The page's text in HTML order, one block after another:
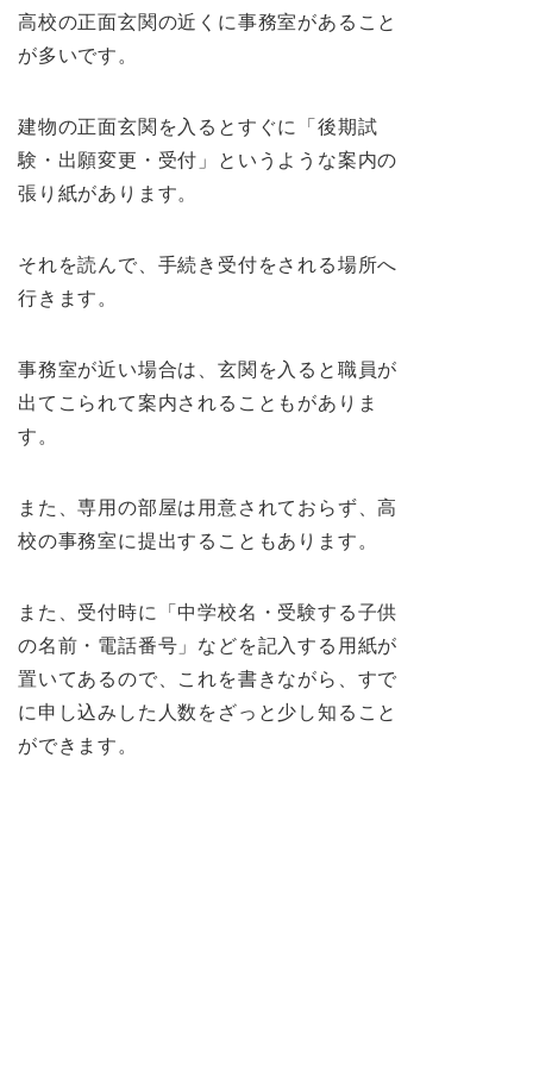
高校の正面玄関の近くに事務室があること
が多いです。
建物の正面玄関を入るとすぐに「後期試
験・出願変更・受付」というような案内の
張り紙があります。
それを読んで、手続き受付をされる場所へ
行きます。
事務室が近い場合は、玄関を入ると職員が
出てこられて案内されることもがありま
す。
また、専用の部屋は用意されておらず、高
校の事務室に提出することもあります。
また、受付時に「中学校名・受験する子供
の名前・電話番号」などを記入する用紙が
置いてあるので、これを書きながら、すで
に申し込みした人数をざっと少し知ること
ができます。